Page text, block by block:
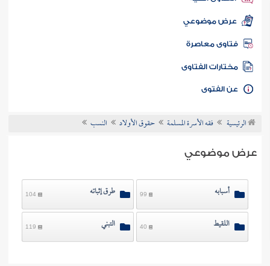
الفتاوى الحية
عرض موضوعي
فتاوى معاصرة
مختارات الفتاوى
الفتوى
الرئيسية فقه الأسرة المسلمة حقوق الأولاد النسب
عرض موضوعي
أسبابه طرق إثباته 104
اللقيط التبني 119